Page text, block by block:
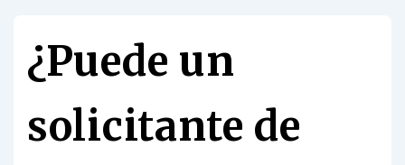
¿Puede un
solicitante de